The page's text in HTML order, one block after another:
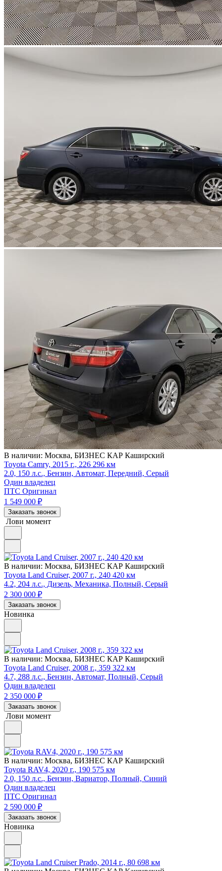
В наличии: Москва, БИЗНЕС КАР Каширский
Toyota Camry, 2015 г., 226 296 км
2.0, 150 л.с., Бензин, Автомат, Передний, Серый
Один владелец
ПТС Оригинал
1 549 000 ₽
Заказать звонок
Лови момент
В наличии: Москва, БИЗНЕС КАР Каширский
Toyota Land Cruiser, 2007 г., 240 420 км
4.2, 204 л.с., Дизель, Механика, Полный, Серый
2 300 000 ₽
Заказать звонок
Новинка
В наличии: Москва, БИЗНЕС КАР Каширский
Toyota Land Cruiser, 2008 г., 359 322 км
4.7, 288 л.с., Бензин, Автомат, Полный, Серый
Один владелец
2 350 000 ₽
Заказать звонок
Лови момент
В наличии: Москва, БИЗНЕС КАР Каширский
Toyota RAV4, 2020 г., 190 575 км
2.0, 150 л.с., Бензин, Вариатор, Полный, Синий
Один владелец
ПТС Оригинал
2 590 000 ₽
Заказать звонок
Новинка